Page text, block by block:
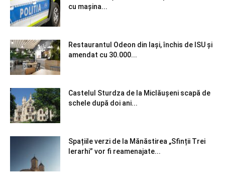
cu mașina...
Restaurantul Odeon din Iași, închis de ISU și
amendat cu 30.000...
Castelul Sturdza de la Miclăușeni scapă de
schele după doi ani...
Spațiile verzi de la Mănăstirea „Sfinții Trei
Ierarhi” vor fi reamenajate...